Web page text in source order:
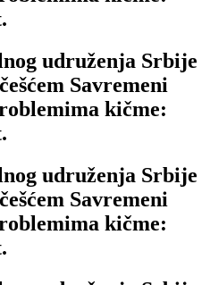
udruženja Srbije
Savremeni
kičme:
udruženja Srbije
Savremeni
kičme: